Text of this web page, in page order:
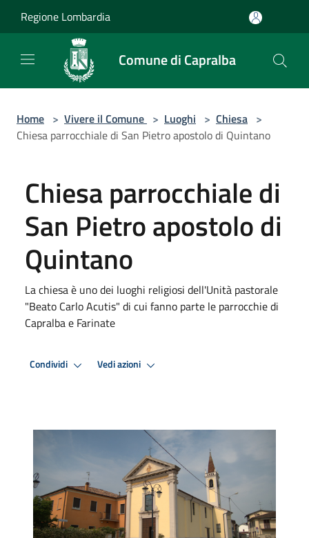
Regione Lombardia
Comune di Capralba
Home > Vivere il Comune > Luoghi > Chiesa >
Chiesa parrocchiale di San Pietro apostolo di Quintano
Chiesa parrocchiale di
San Pietro apostolo di
Quintano
La chiesa è uno dei luoghi religiosi dell'Unità pastorale
"Beato Carlo Acutis" di cui fanno parte le parrocchie di
Capralba e Farinate
Condividi Vedi azioni